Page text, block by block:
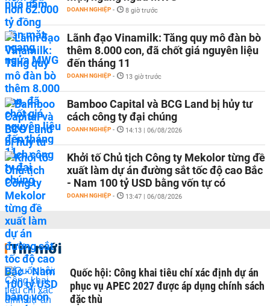
DOANH NGHIỆP - 8 giờ trước
Lãnh đạo Vinamilk: Tăng quy mô đàn bò
thêm 8.000 con, đã chốt giá nguyên liệu
đến tháng 11
DOANH NGHIỆP - 13 giờ trước
Bamboo Capital và BCG Land bị hủy tư
cách công ty đại chúng
DOANH NGHIỆP - 14:13 | 06/08/2026
Khởi tố Chủ tịch Công ty Mekolor từng đề
xuất làm dự án đường sắt tốc độ cao Bắc
- Nam 100 tỷ USD bằng vốn tự có
DOANH NGHIỆP - 13:47 | 06/08/2026
Tin mới
Quốc hội: Công khai tiêu chí xác định dự án
phục vụ APEC 2027 được áp dụng chính sách
đặc thù